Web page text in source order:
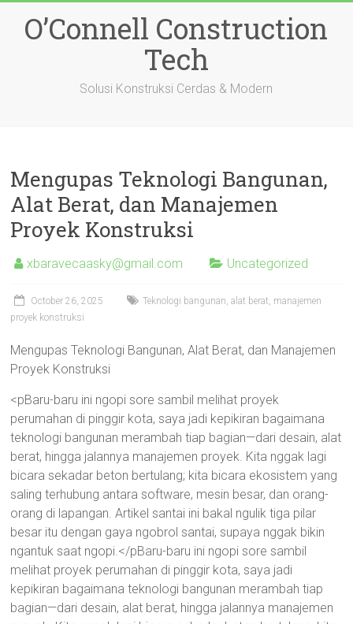
contentO’Connell Construction
Tech
Solusi Konstruksi Cerdas & Modern
Mengupas Teknologi Bangunan,
Alat Berat, dan Manajemen
Proyek Konstruksi
xbaravecaasky@gmail.com Uncategorized
October 26, 2025
Teknologi bangunan, alat berat, manajemen
proyek konstruksi
Mengupas Teknologi Bangunan, Alat Berat, dan Manajemen
Proyek Konstruksi
<pBaru-baru ini ngopi sore sambil melihat proyek
perumahan di pinggir kota, saya jadi kepikiran bagaimana
teknologi bangunan merambah tiap bagian—dari desain, alat
berat, hingga jalannya manajemen proyek. Kita nggak lagi
bicara sekadar beton bertulang; kita bicara ekosistem yang
saling terhubung antara software, mesin besar, dan orang-
orang di lapangan. Artikel santai ini bakal ngulik tiga pilar
besar itu dengan gaya ngobrol santai, supaya nggak bikin
ngantuk saat ngopi.</pBaru-baru ini ngopi sore sambil
melihat proyek perumahan di pinggir kota, saya jadi
kepikiran bagaimana teknologi bangunan merambah tiap
bagian—dari desain, alat berat, hingga jalannya manajemen